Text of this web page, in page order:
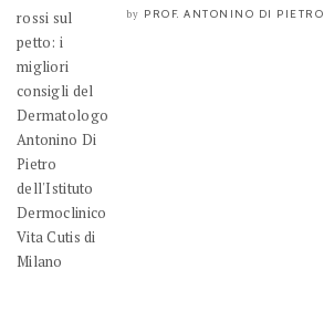
by PROF. ANTONINO DI PIETRO